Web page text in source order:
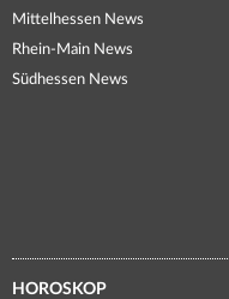
Mittelhessen News
Rhein-Main News
Südhessen News
HOROSKOP